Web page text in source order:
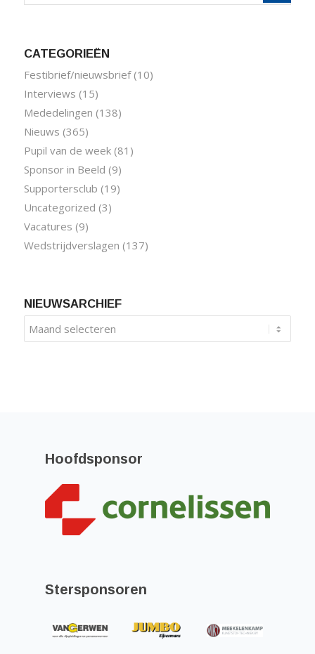
CATEGORIEËN
Festibrief/nieuwsbrief(10)
Interviews (15)
Mededelingen (138)
Nieuws (365)
Pupil van de week(81)
Sponsor in Beeld (9)
Supportersclub (19)
Uncategorized (3)
Vacatures (9)
Wedstrijdverslagen (137)
NIEUWSARCHIEF
Hoofdsponsor
Stersponsoren